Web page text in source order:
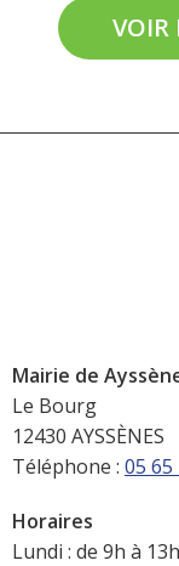
VOIR
Mairie de
Le Bourg
12430 AYSSÈNES
Téléphone : 05 65
Horaires
Lundi : de 9h à 13h